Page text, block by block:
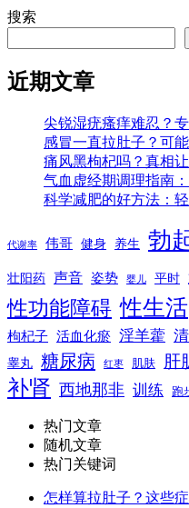
搜索
近期文章
尖锐湿疣瘙痒难忍？
感冒一直拉肚子？可
痛风黑枸杞吗？真相
气血虚经期调理指南
科学减肥的好方法：
代谢率 伟哥 健身 养生 勃
壮阳药 声音 姿势 婴儿 平时
性功能障碍 性生活
枸杞子 活血化瘀 淫羊藿
睾丸 糖尿病 红枣 肌肤 肝
补肾 西地那非 训练 跑
热门文章
随机文章
热门关键词
怎样算拉肚子？这些